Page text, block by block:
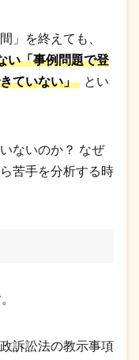
」を終えても、
い「事例問題で登
ていない」
とい
ないのか？ なぜ
苦手を分析する時
訴訟法の教示事項